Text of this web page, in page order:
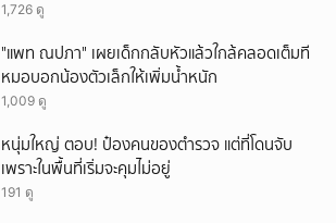
1,726 ดู
"แพท ณปภา" เผยเด็กกลับหัวแล้วใกล้คลอดเต็มที
หมอบอกน้องตัวเล็กให้เพิ่มน้ำหนัก
1,009 ดู
หนุ่มใหญ่ ตอบ! ป๋องคนของตำรวจ แต่ที่โดนจับ
เพราะในพื้นที่เริ่มจะคุมไม่อยู่
191 ดู